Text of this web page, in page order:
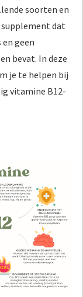
soorten en
supplement dat
geen
bevat. In deze
je te helpen bij
vitamine B12-